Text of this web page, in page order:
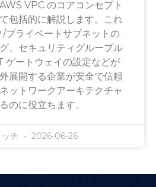
VPC のコアコンセプト
包括的に解説します。これ
プライベートサブネットの
、セキュリティグループル
ゲートウェイの設定などが
展開する企業が安全で信頼
ットワークアーキテクチャ
のに役立ちます。
チ 2026-06-26